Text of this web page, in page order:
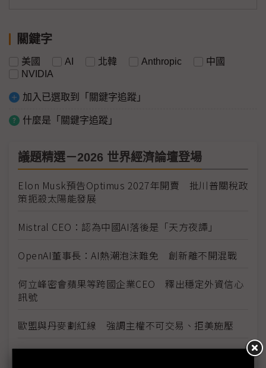
關鍵字
美國 AI 北韓 Anthropic
中國
NVIDIA
加入已選取到「關鍵字追蹤」
什麼是「關鍵字追蹤」
議題精選－2026 世界經濟論壇登場
Elon Musk預告Optimus 2027年開賣 批川普關稅政
策扼殺太陽能發展
Mistral CEO：認為中國AI落後是「天方夜譚」
OpenAI董事長：AI熱潮泡沫難免 創新離不開混戰
何立峰密會蘋果等跨國企業CEO 釋出穩定外資信心
訊號
歐盟與丹麥劃紅線 強調主權不可交易、拒美施壓
跨越美方軟體主導 黃仁勳看好歐洲工業優勢與AI機